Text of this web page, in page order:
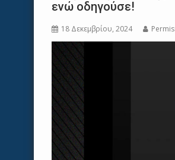
ενώ οδηγούσε!
18 Δεκεμβρίου, 2024